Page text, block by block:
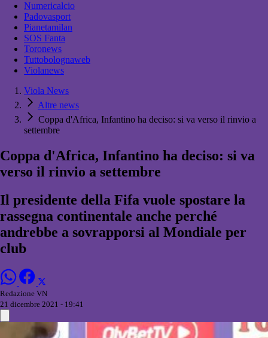
Numericalcio
Padovasport
Pianetamilan
SOS Fanta
Toronews
Tuttobolognaweb
Violanews
Viola News
Altre news
Coppa d'Africa, Infantino ha deciso: si va verso il rinvio a
settembre
Coppa d'Africa, Infantino ha deciso: si va
verso il rinvio a settembre
Il presidente della Fifa vuole spostare la
rassegna continentale anche perché
andrebbe a sovrapporsi al Mondiale per
club
Redazione VN
21 dicembre 2021 - 19:41